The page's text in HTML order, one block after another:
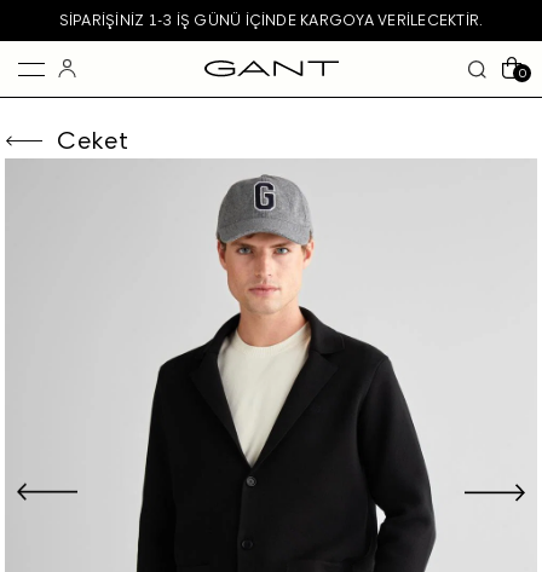
SIPARIŞINIZ 1-3 IŞ GÜNÜ IÇINDE KARGOYA VERILECEKTIR.
0
Ceket